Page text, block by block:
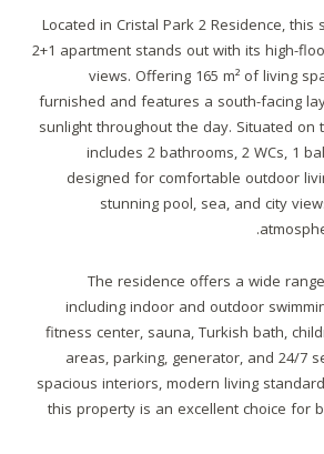
Located in Cristal Park 2 Residence,
2+1 apartment stands out with its high-
views. Offering 165 m² of living
furnished and features a south-facing
sunlight throughout the day. Situated
includes 2 bathrooms, 2 WCs, 1
designed for comfortable outdoor
stunning pool, sea, and city
The residence offers a wide
including indoor and outdoor
fitness center, sauna, Turkish bath,
areas, parking, generator, and 24/7
spacious interiors, modern living
this property is an excellent choice for